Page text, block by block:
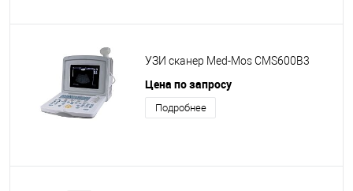
УЗИ сканер Med-Mos CMS600B3
Цена по запросу
Подробнее